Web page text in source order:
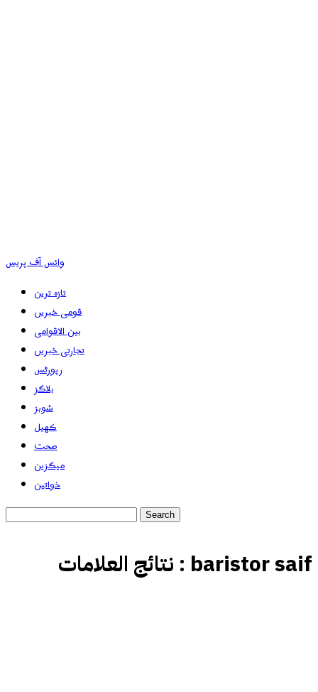
وائس آف پریس
تازہ ترین
قومی خبریں
بین الاقوامی
تجارتی خبریں
رپورٹس
بلاگز
شوبز
کھیل
صحت
میگزین
خواتین
نتائج العلامات : baristor saif